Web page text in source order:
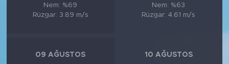
Nem: %69
Rüzgar: 3.89 m/s
Nem: %63
Rüzgar: 4.61 m/s
09 AĞUSTOS 10 AĞUSTOS
VİDEOLAR
SOSYAL MEDYA